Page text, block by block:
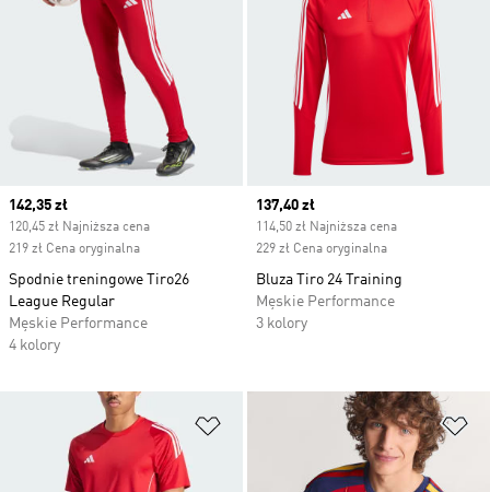
Current price
142,35 zł
120,45 zł Najniższa cena
219 zł Cena oryginalna
Spodnie treningowe Tiro26
League Regular
Męskie Performance
4 kolory
Current price
137,40 zł
114,50 zł Najniższa cena
229 zł Cena oryginalna
Bluza Tiro 24 Training
Męskie Performance
3 kolory
Dodaj do listy życzeń